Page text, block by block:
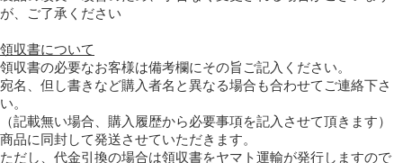
が、ご了承ください
領収書について
領収書の必要なお客様は備考欄にその旨ご記入ください。
宛名、但し書きなど購入者名と異なる場合も合わせてご連絡下さ
い。
（記載無い場合、購入履歴から必要事項を記入させて頂きます）
商品に同封して発送させていただきます。
ただし、代金引換の場合は領収書をヤマト運輸が発行しますので